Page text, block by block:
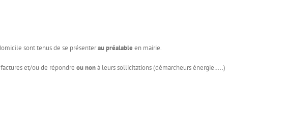
sont tenus de se présenterau préalable en mairie.
et/ou de répondre ou nonà leurs sollicitations (démarcheurs énergie…..)